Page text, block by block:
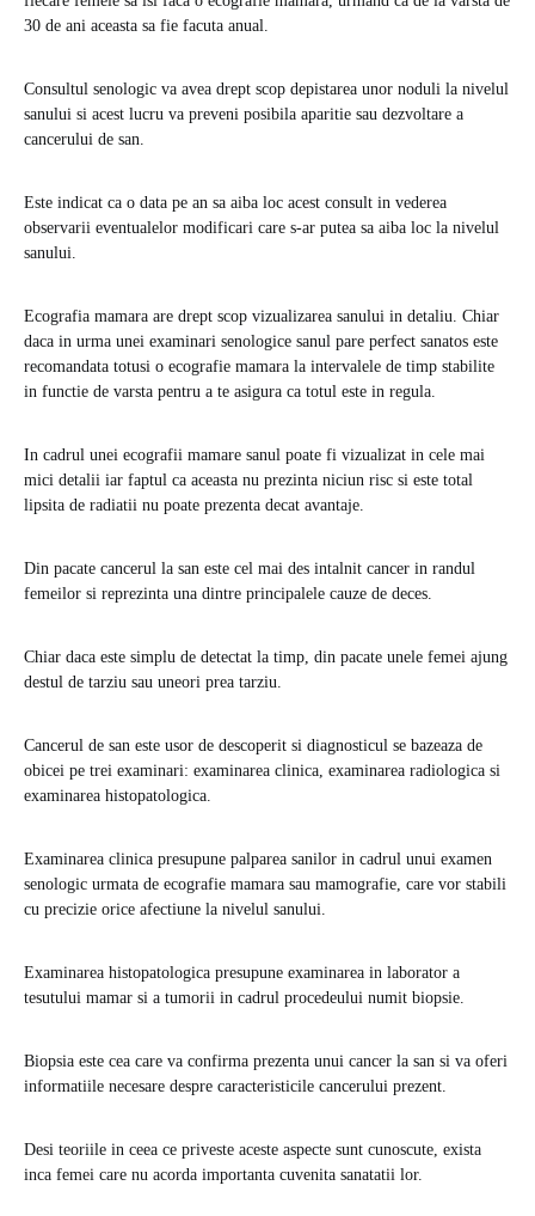
30 de ani aceasta sa fie facuta anual.
Consultul senologic va avea drept scop depistarea unor noduli la nivelul
sanului si acest lucru va preveni posibila aparitie sau dezvoltare a
cancerului de san.
Este indicat ca o data pe an sa aiba loc acest consult in vederea
observarii eventualelor modificari care s-ar putea sa aiba loc la nivelul
sanului.
Ecografia mamara are drept scop vizualizarea sanului in detaliu. Chiar
daca in urma unei examinari senologice sanul pare perfect sanatos este
recomandata totusi o ecografie mamara la intervalele de timp stabilite
in functie de varsta pentru a te asigura ca totul este in regula.
In cadrul unei ecografii mamare sanul poate fi vizualizat in cele mai
mici detalii iar faptul ca aceasta nu prezinta niciun risc si este total
lipsita de radiatii nu poate prezenta decat avantaje.
Din pacate cancerul la san este cel mai des intalnit cancer in randul
femeilor si reprezinta una dintre principalele cauze de deces.
Chiar daca este simplu de detectat la timp, din pacate unele femei ajung
destul de tarziu sau uneori prea tarziu.
Cancerul de san este usor de descoperit si diagnosticul se bazeaza de
obicei pe trei examinari: examinarea clinica, examinarea radiologica si
examinarea histopatologica.
Examinarea clinica presupune palparea sanilor in cadrul unui examen
senologic urmata de ecografie mamara sau mamografie, care vor stabili
cu precizie orice afectiune la nivelul sanului.
Examinarea histopatologica presupune examinarea in laborator a
tesutului mamar si a tumorii in cadrul procedeului numit biopsie.
Biopsia este cea care va confirma prezenta unui cancer la san si va oferi
informatiile necesare despre caracteristicile cancerului prezent.
Desi teoriile in ceea ce priveste aceste aspecte sunt cunoscute, exista
inca femei care nu acorda importanta cuvenita sanatatii lor.